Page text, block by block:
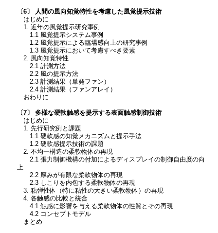
〔6〕 人間の風向知覚特性を考慮した風覚提示技術
はじめに
1. 近年の風覚提示研究事例
1.1 風覚提示システム事例
1.2 風覚提示による臨場感向上の研究事例
1.3 風覚提示において考慮すべき要素
2. 風向知覚特性
2.1 計測方法
2.2 風の提示方法
2.3 計測結果（単発ファン）
2.4 計測結果（ファンアレイ）
おわりに
〔7〕 多様な硬軟触感を提示する表面触感制御技術
はじめに
1. 先行研究例と課題
1.1 硬軟感の知覚メカニズムと提示手法
1.2 硬軟感提示技術の課題
2. 不均一構造の柔軟物体の再現
2.1 張力制御機構の付加によるディスプレイの制御自由度の向
上
2.2 厚みが有限な柔軟物体の再現
2.3 しこりを内包する柔軟物体の再現
3. 粘弾性体（特に粘性の大きい柔軟物体）の再現
4. 各触感の比較と統合
4.1 触感に影響を与える柔軟物体の性質とその再現
4.2 コンセプトモデル
まとめ